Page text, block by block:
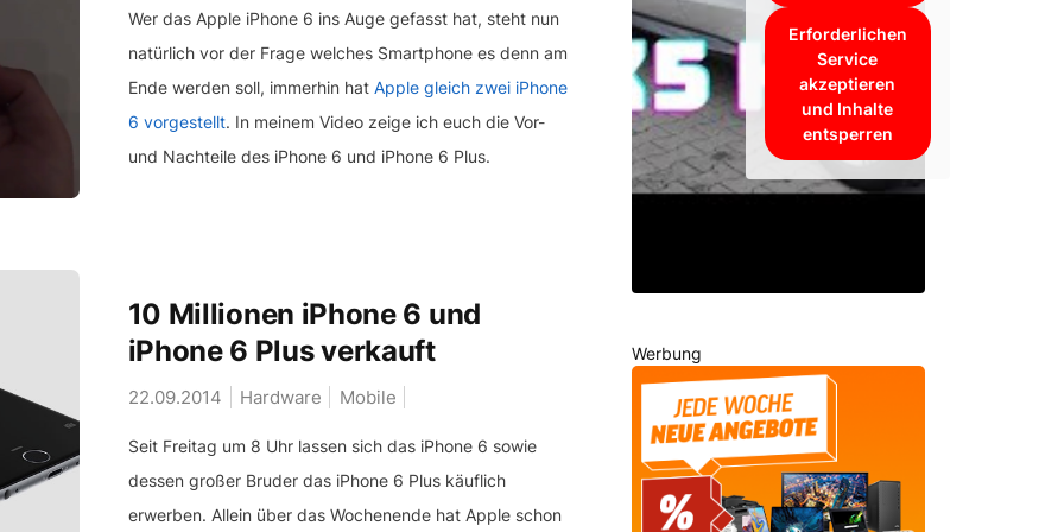
Wer das Apple iPhone 6 ins Auge gefasst hat, steht nun
natürlich vor der Frage welches Smartphone es denn am
Ende werden soll, immerhin hat Apple gleich zwei iPhone
6 vorgestellt. In meinem Video zeige ich euch die Vor-
und Nachteile des iPhone 6 und iPhone 6 Plus.
10 Millionen iPhone 6 und
iPhone 6 Plus verkauft
22.09.2014 Hardware Mobile
Seit Freitag um 8 Uhr lassen sich das iPhone 6 sowie
dessen großer Bruder das iPhone 6 Plus käuflich
erwerben. Allein über das Wochenende hat Apple schon
Erforderlichen
Service
akzeptieren
und Inhalte
entsperren
Werbung